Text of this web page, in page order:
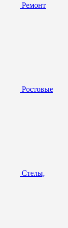
Ремонт
Ростовые
Стелы,